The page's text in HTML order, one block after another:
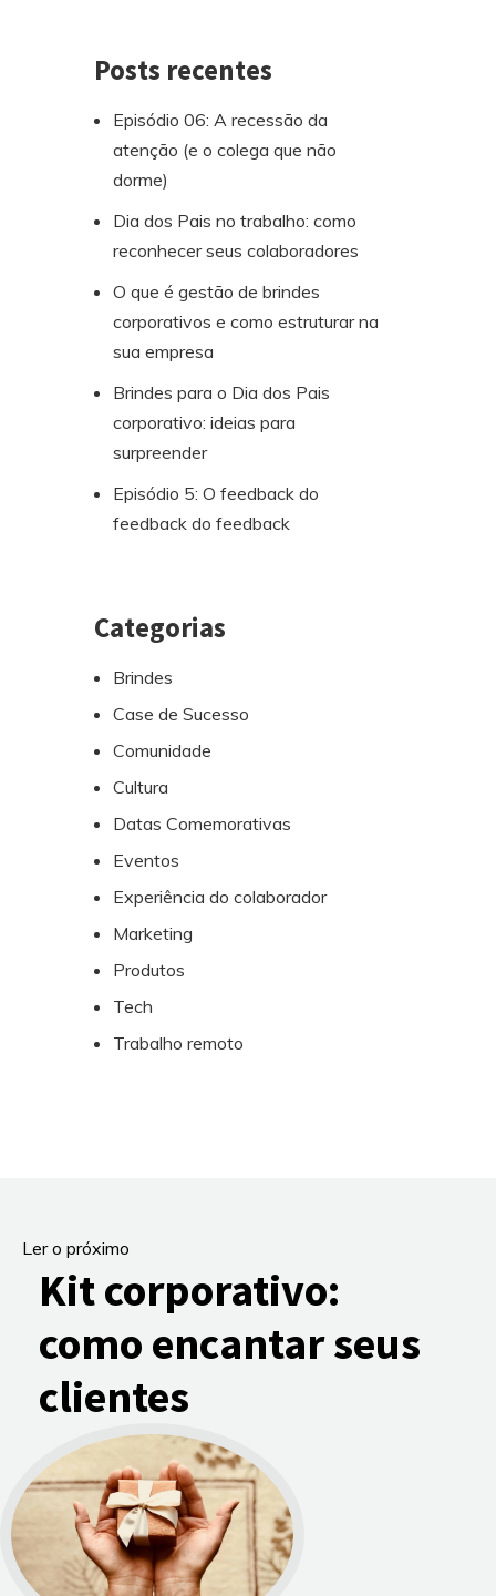
Posts recentes
Episódio 06: A recessão da
atenção (e o colega que não
dorme)
Dia dos Pais no trabalho: como
reconhecer seus colaboradores
O que é gestão de brindes
corporativos e como estruturar na
sua empresa
Brindes para o Dia dos Pais
corporativo: ideias para
surpreender
Episódio 5: O feedback do
feedback do feedback
Categorias
Brindes
Case de Sucesso
Comunidade
Cultura
Datas Comemorativas
Eventos
Experiência do colaborador
Marketing
Produtos
Tech
Trabalho remoto
Ler o próximo
Kit corporativo:
como encantar seus
clientes